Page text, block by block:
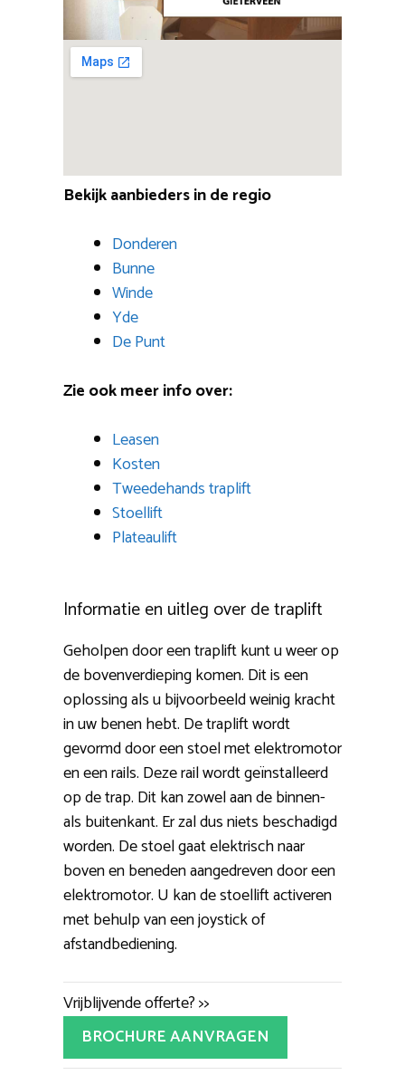
Bekijk aanbieders in de regio
Donderen
Bunne
Winde
Yde
De Punt
Zie ook meer info over:
Leasen
Kosten
Tweedehands traplift
Stoellift
Plateaulift
Informatie en uitleg over de traplift
Geholpen door een traplift kunt u weer op
de bovenverdieping komen. Dit is een
oplossing als u bijvoorbeeld weinig kracht
in uw benen hebt. De traplift wordt
gevormd door een stoel met elektromotor
en een rails. Deze rail wordt geïnstalleerd
op de trap. Dit kan zowel aan de binnen-
als buitenkant. Er zal dus niets beschadigd
worden. De stoel gaat elektrisch naar
boven en beneden aangedreven door een
elektromotor. U kan de stoellift activeren
met behulp van een joystick of
afstandbediening.
Vrijblijvende offerte? >>
BROCHURE AANVRAGEN